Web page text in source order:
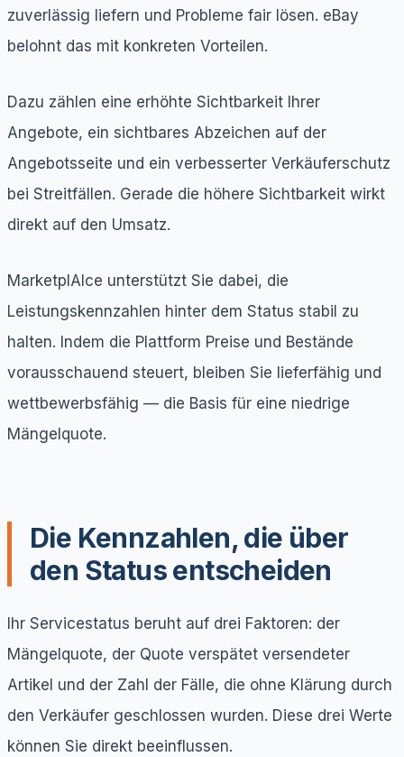
zuverlässig liefern und Probleme fair lösen. eBay
belohnt das mit konkreten Vorteilen.
Dazu zählen eine erhöhte Sichtbarkeit Ihrer
Angebote, ein sichtbares Abzeichen auf der
Angebotsseite und ein verbesserter Verkäuferschutz
bei Streitfällen. Gerade die höhere Sichtbarkeit wirkt
direkt auf den Umsatz.
MarketplAIce unterstützt Sie dabei, die
Leistungskennzahlen hinter dem Status stabil zu
halten. Indem die Plattform Preise und Bestände
vorausschauend steuert, bleiben Sie lieferfähig und
wettbewerbsfähig — die Basis für eine niedrige
Mängelquote.
Die Kennzahlen, die über
den Status entscheiden
Ihr Servicestatus beruht auf drei Faktoren: der
Mängelquote, der Quote verspätet versendeter
Artikel und der Zahl der Fälle, die ohne Klärung durch
den Verkäufer geschlossen wurden. Diese drei Werte
können Sie direkt beeinflussen.